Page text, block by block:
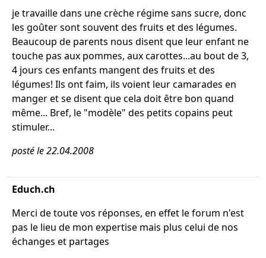
je travaille dans une crèche régime sans sucre, donc
les goûter sont souvent des fruits et des légumes.
Beaucoup de parents nous disent que leur enfant ne
touche pas aux pommes, aux carottes...au bout de 3,
4 jours ces enfants mangent des fruits et des
légumes! Ils ont faim, ils voient leur camarades en
manger et se disent que cela doit être bon quand
même... Bref, le "modèle" des petits copains peut
stimuler...
posté le 22.04.2008
Educh.ch
Merci de toute vos réponses, en effet le forum n'est
pas le lieu de mon expertise mais plus celui de nos
échanges et partages